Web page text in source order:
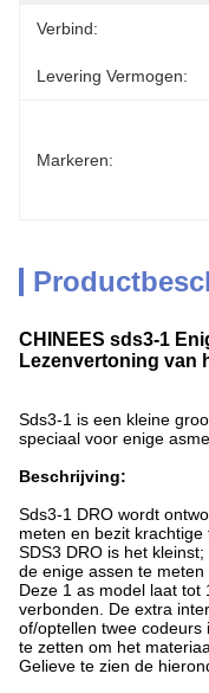
Verbind:
Levering Vermogen:
Markeren:
CHINEES sds3-1
Lezenvertoning van
Sds3-1 is een kleine
speciaal voor enige
Beschrijving:
Sds3-1 DRO wordt
meten en bezit krachtige
SDS3 DRO is het
de enige assen te meten
Deze 1 as model laat tot
verbonden. De extra
of/optellen twee codeurs
te zetten om het
Gelieve te zien de